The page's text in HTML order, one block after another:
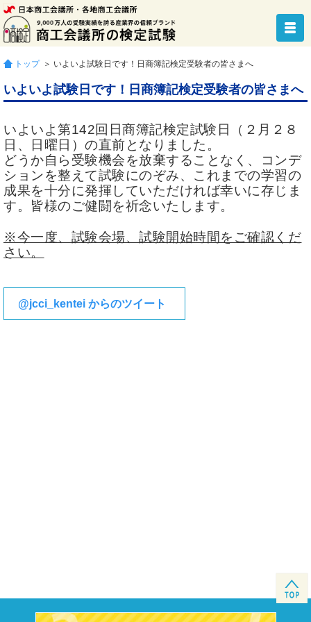
トップ ＞ いよいよ試験日です！日商簿記検定受験者の皆さまへ
いよいよ試験日です！日商簿記検定受験者の皆さまへ
いよいよ第142回日商簿記検定試験日（２月２８
日、日曜日）の直前となりました。
どうか自ら受験機会を放棄することなく、コンデ
ションを整えて試験にのぞみ、これまでの学習の
成果を十分に発揮していただければ幸いに存じま
す。皆様のご健闘を祈念いたします。
※今一度、試験会場、試験開始時間をご確認くだ
さい。
@jcci_kentei からのツイート